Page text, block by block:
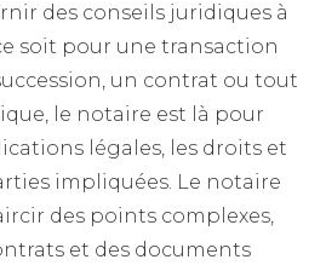
des conseils juridiques à
soit pour une transaction
un contrat ou tout
le notaire est là pour
légales, les droits et
impliquées. Le notaire
des points complexes,
et des documents